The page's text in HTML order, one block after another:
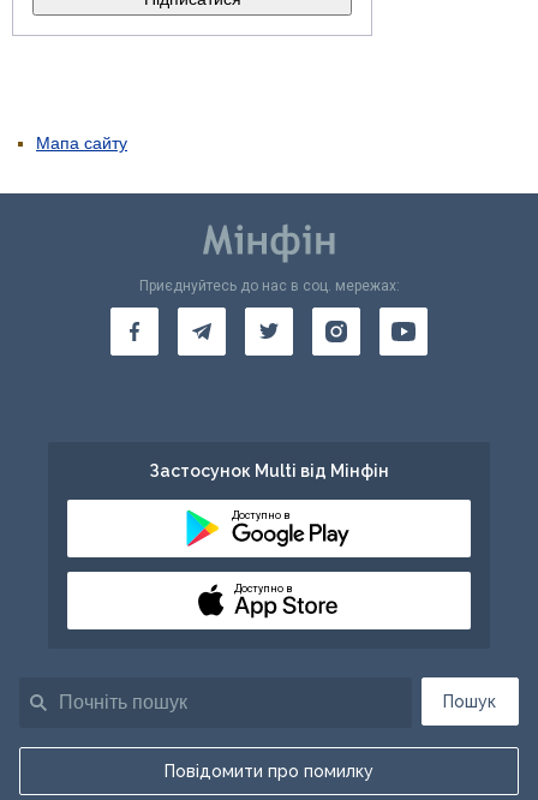
Мапа сайту
Пошук
Повідомити про помилку
Приєднуйтесь до нас в соц. мережах:
Застосунок Multi від Мінфін
Доступно в
Доступно в